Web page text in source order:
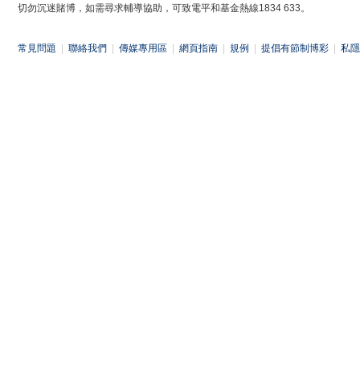
切勿沉迷賭博，如需尋求輔導協助，可致電平和基金熱線1834 633。
常見問題 聯絡我們 傳媒專用區 網頁指南 規例 提倡有節制博彩 私